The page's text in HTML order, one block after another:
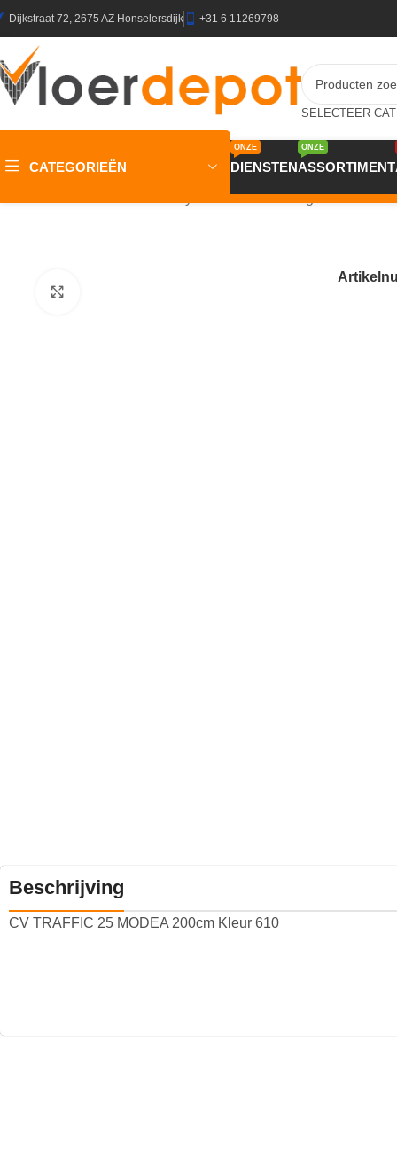
Dijkstraat 72, 2675 AZ Honselersdijk +31 6 11269798
CATEGORIEËN DIENSTEN
ONZE
ASSORTIMENT
ONZE
cv vloerbedekking/CV
Beschrijving
CV TRAFFIC 25 MODEA 200cm Kleur 610